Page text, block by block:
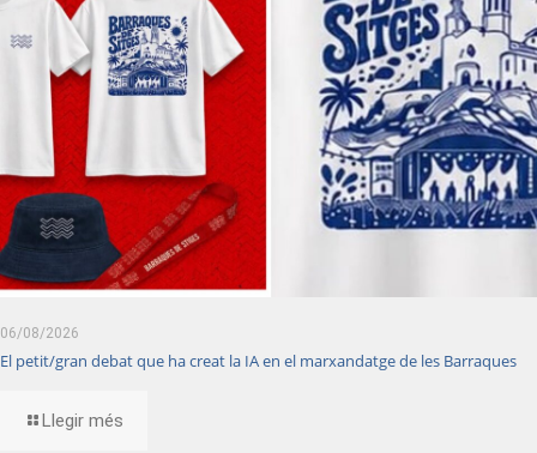
06/08/2026
El petit/gran debat que ha creat la IA en el marxandatge de les Barraques
Llegir més